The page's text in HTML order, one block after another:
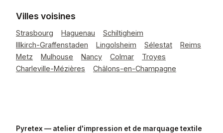
Villes voisines
Strasbourg Haguenau
Schiltigheim
Illkirch-Graffenstaden
Lingolsheim Sélestat
Reims
Metz
Mulhouse Nancy Colmar
Troyes
Charleville-Mézières
Châlons-en-Champagne
Pyretex — atelier d'impression et de marquage textile